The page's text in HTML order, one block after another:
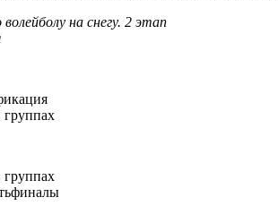
на снегу. 2 этап